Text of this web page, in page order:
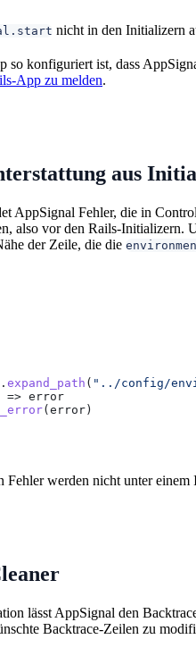
nicht in den Initializern
so konfiguriert ist, dass
App zu melden.
aus
AppSignal Fehler, die in
also vor den Rails-Initializern.
der Zeile, die die
. expand_path ( "../config/
=> error
(error)
Fehler werden nicht unter
lässt AppSignal den
Backtrace-Zeilen zu